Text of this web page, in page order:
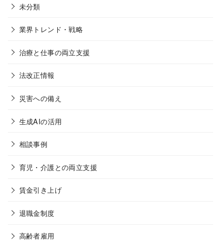
未分類
業界トレンド・戦略
治療と仕事の両立支援
法改正情報
災害への備え
生成AIの活用
相談事例
育児・介護との両立支援
賃金引き上げ
退職金制度
高齢者雇用